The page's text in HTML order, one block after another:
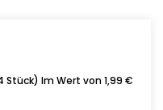
Im Wert von 1,99 €